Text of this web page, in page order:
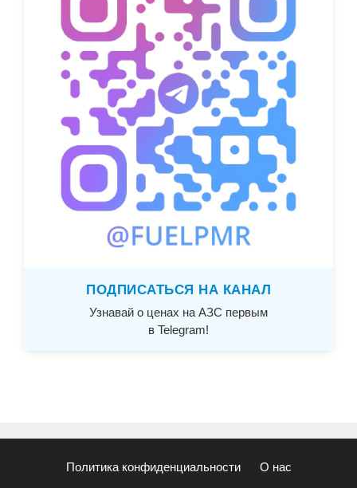
ПОДПИСАТЬСЯ НА КАНАЛ
Узнавай о ценах на АЗС первым
в Telegram!
Политика конфиденциальности О нас